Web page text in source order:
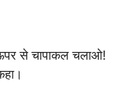
से चापाकल चलाओ!